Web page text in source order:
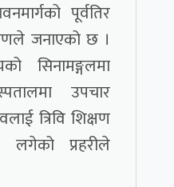
पूर्वतिर
जनाएको छ ।
सिनामङ्गलमा
उपचार
त्रिवि शिक्षण
लगेको प्रहरीले